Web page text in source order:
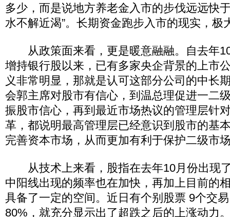
多少，而是说地方养老金入市的步伐远远快
水不解近渴”。长期资金跑步入市的现实，极
从政策面来看，更是暖意融融。自去年
增持银行股以来，已有多家央企背景的上市
义非常明显，那就是认可这部分公司的中长
会郭主席对股市有信心，到温总理促进一二
振股市信心，再到最近市场热议的管理层针
革，都说明最高管理层已经意识到股市的基
完善资本市场，从而更加有利于保护二级市
从技术上来看，股指在去年10月份出现
中阳线出现的频率也在加快，再加上目前的
具备了一定的空间。近日有个别股票 9个交
80%，就充分显示出了超跌之后的上涨动力